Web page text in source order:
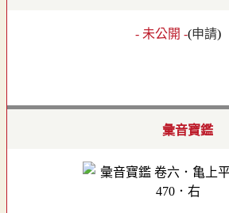
- 未公開 -(申請)
彙音寶鑑